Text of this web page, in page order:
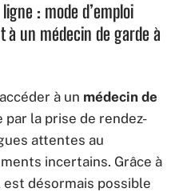
: mode d’emploi
à un médecin de garde à
à un médecin de
par la prise de rendez-
attentes au
incertains. Grâce à
désormais possible